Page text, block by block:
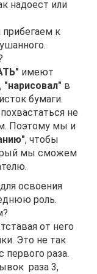
надоест или
к
имеют
, "нарисовал" в
бумаги.
не
Поэтому мы и
, чтобы
мы сможем
освоения
роль.
от него
Это не так
первого раза.
раза 3,